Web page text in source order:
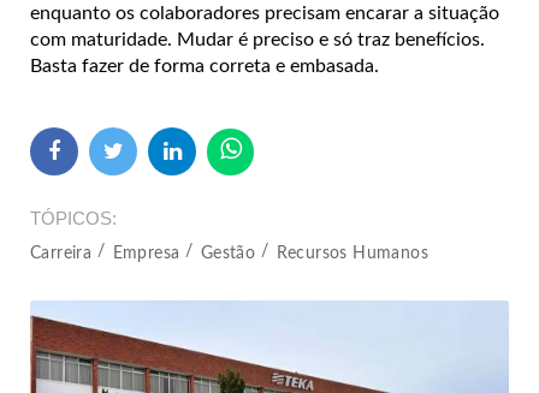
enquanto os colaboradores precisam encarar a situação
com maturidade. Mudar é preciso e só traz benefícios.
Basta fazer de forma correta e embasada.
TÓPICOS
Carreira Empresa Gestão Recursos Humanos